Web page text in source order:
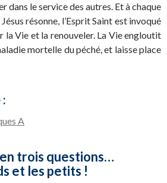
dans le service des autres. Et à chaque
résonne, l’Esprit Saint est invoqué
la Vie et la renouveler. La Vie engloutit
mortelle du péché, et laisse place
A
trois questions…
et les petits !